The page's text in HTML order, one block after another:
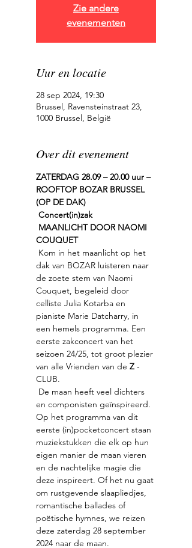
Zie andere
evenementen
Uur en locatie
28 sep 2024, 19:30
Brussel, Ravensteinstraat 23,
1000 Brussel, België
Over dit evenement
ZATERDAG 28.09 – 20.00 uur –
ROOFTOP BOZAR BRUSSEL
(OP DE DAK)
Concert(in)zak
MAANLICHT DOOR NAOMI
COUQUET
dak van BOZAR luisteren naar
de zoete stem van Naomi
Couquet, begeleid door
celliste Julia Kotarba en
pianiste Marie Datcharry, in
een hemels programma. Een
eerste zakconcert van het
seizoen 24/25, tot groot plezier
van alle Vrienden van de Z -
CLUB.
en componisten geïnspireerd.
Op het programma van dit
eerste (in)pocketconcert staan
muziekstukken die elk op hun
eigen manier de maan vieren
en de nachtelijke magie die
deze inspireert. Of het nu gaat
om rustgevende slaapliedjes,
romantische ballades of
poëtische hymnes, we reizen
deze zaterdag 28 september
2024 naar de maan.